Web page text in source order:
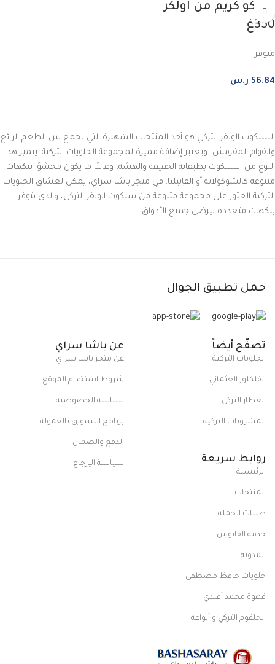
شوكو كريم من اولكر
350غ
متوفر
56.84 ر.س
البسكوت الويفر التركي هو أحد المنتجات الشهيرة التي تجمع بين الطعم الرائع
والقوام المقرمش، ويعتبر إضافة مميزة لمجموعة الحلويات التركية. يتميز هذا
النوع من البسكوت بطبقاته الخفيفة والهشة، وغالبًا ما يكون محشوًا بنكهات
متنوعة كالشوكولاتة أو الفانيليا. في متجر باشا سراي، يمكن لعشاق الحلويات
التركية العثور على مجموعة متنوعة من بسكوت الويفر التركي، والذي يتوفر
بنكهات متعددة ليرضي جميع الأذواق.
حمل تطبيق الجوال
عن باشا سراي
عن متجر باشا سراي
شروط استخدام الموقع
سياسة الخصوصية
برنامج التسويق بالعمولة
الدفع والضمان
سياسة الإرجاع
تصفّح أيضاً
الحلويات التركية
الفلكلور العثماني
العطار التركي
المشروبات التركية
روابط سريعة
الرئيسية
المنتجات
طلبات الجملة
خدمة الفانوس
المدونة
حلويات حافظ مصطفى
قهوة محمد أفندي
الحلقوم التركي و أنواعه